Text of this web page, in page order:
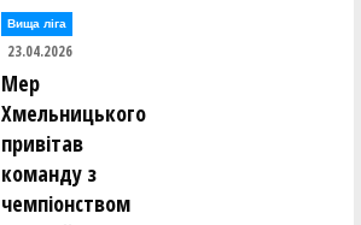
Вища лiга
23.04.2026
Мер
Хмельницького
привітав
команду з
чемпіонством